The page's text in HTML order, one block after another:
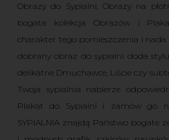
Obrazy do Sypialni, Obrazy na
bogata kolekcja Obrazów i
charakter tego pomieszczenia i
dobrany obraz do sypialni doda
delikatne Dmuchawce, Liście czy
Twoja sypialnia nabierze
Plakat do Sypialni i zamów go
SYPIALNIA znajdą Państwo bogate